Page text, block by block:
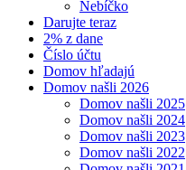
Nebíčko
Darujte teraz
2% z dane
Číslo účtu
Domov hľadajú
Domov našli 2026
Domov našli 2025
Domov našli 2024
Domov našli 2023
Domov našli 2022